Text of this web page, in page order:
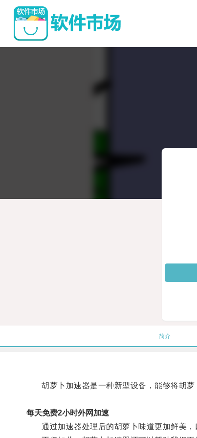
简介
胡萝卜加速器是一种新型设备，能够将胡萝
每天免费2小时外网加速
通过加速器处理后的胡萝卜味道更加鲜美，